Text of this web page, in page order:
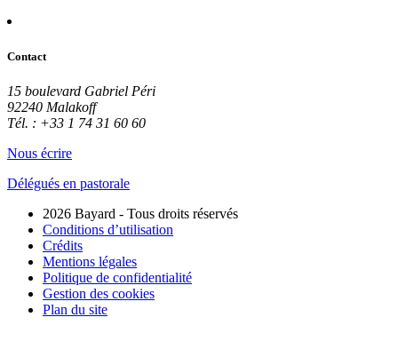
Contact
15 boulevard Gabriel Péri
92240 Malakoff
Tél. : +33 1 74 31 60 60
Nous écrire
Délégués en pastorale
2026 Bayard - Tous droits réservés
Conditions d’utilisation
Crédits
Mentions légales
Politique de confidentialité
Gestion des cookies
Plan du site